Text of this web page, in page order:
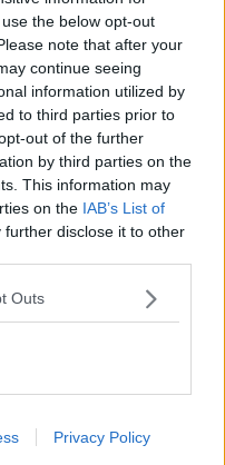
the below opt-out
note that after your
continue seeing
information utilized by
to third parties prior to
out of the further
by third parties on the
This information may
on the IAB’s List of
further disclose it to other
Outs
Privacy Policy
dire
politica